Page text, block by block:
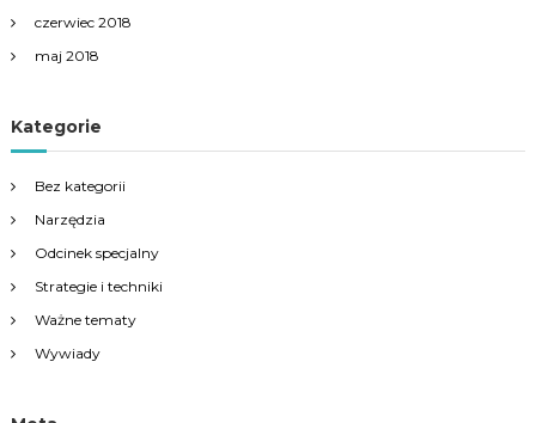
czerwiec 2018
maj 2018
Kategorie
Bez kategorii
Narzędzia
Odcinek specjalny
Strategie i techniki
Ważne tematy
Wywiady